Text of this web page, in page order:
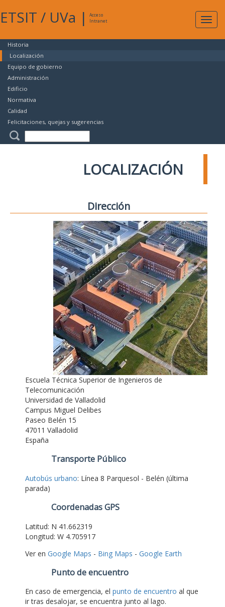
ETSIT / UVa |
Acceso
Intranet
Historia
Localización
Equipo de gobierno
Administración
Edificio
Normativa
Calidad
Felicitaciones, quejas y sugerencias
LOCALIZACIÓN
Dirección
Escuela Técnica Superior de Ingenieros de
Telecomunicación
Universidad de Valladolid
Campus Miguel Delibes
Paseo Belén 15
47011 Valladolid
España
Transporte Público
Autobús urbano: Línea 8 Parquesol - Belén (última
parada)
Coordenadas GPS
Latitud: N 41.662319
Longitud: W 4.705917
Ver en Google Maps - Bing Maps - Google Earth
Punto de encuentro
En caso de emergencia, el punto de encuentro al que
ir tras desalojar, se encuentra junto al lago.